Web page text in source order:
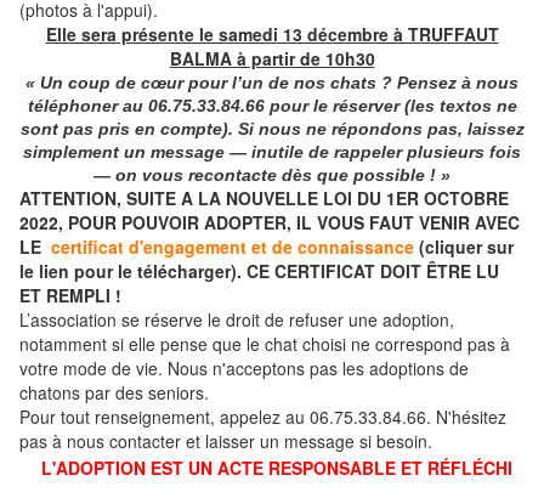
(photos à l'appui).
Elle sera présente le samedi 13 décembre à TRUFFAUT
BALMA à partir de 10h30
« Un coup de cœur pour l’un de nos chats ? Pensez à nous
téléphonerau 06.75.33.84.66pour le réserver (les textos ne
sont pas pris en compte). Si nous ne répondons pas, laissez
simplement un message — inutile de rappeler plusieurs fois
— on vous recontacte dès que possible ! »
ATTENTION, SUITE A LA NOUVELLE LOI DU 1ER OCTOBRE
2022, POUR POUVOIR ADOPTER, IL VOUS FAUT VENIR AVEC
LE certificat d'engagement et de connaissance (cliquer sur
le lien pour le télécharger). CE CERTIFICAT DOIT ÊTRE LU
ET REMPLI !
L’association se réserve le droit de refuser une adoption,
notamment si elle pense que le chat choisi ne correspond pas à
votre mode de vie. Nous n'acceptons pas les adoptions de
chatons par des seniors.
Pour tout renseignement, appelez au 06.75.33.84.66. N'hésitez
pas à nous contacter et laisser un message si besoin.
L'ADOPTION EST UN ACTE RESPONSABLE ET RÉFLÉCHI